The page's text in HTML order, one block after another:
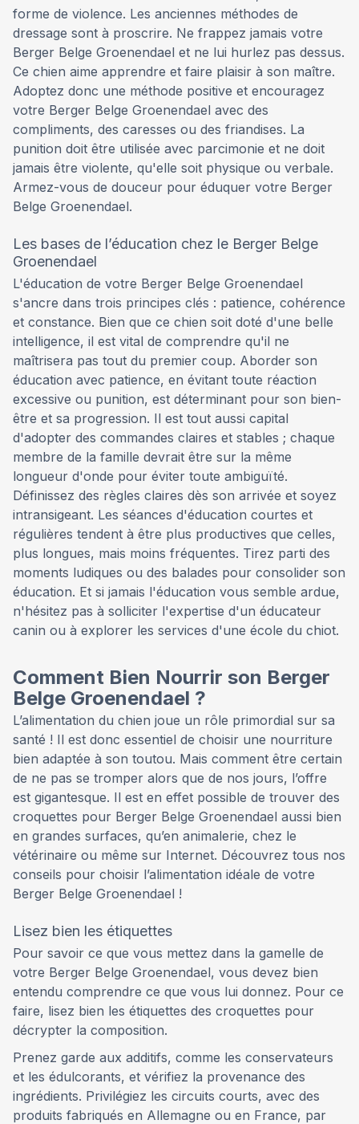
forme de violence. Les anciennes méthodes de
dressage sont à proscrire. Ne frappez jamais votre
Berger Belge Groenendael et ne lui hurlez pas dessus.
Ce chien aime apprendre et faire plaisir à son maître.
Adoptez donc une méthode positive et encouragez
votre Berger Belge Groenendael avec des
compliments, des caresses ou des friandises. La
punition doit être utilisée avec parcimonie et ne doit
jamais être violente, qu'elle soit physique ou verbale.
Armez-vous de douceur pour éduquer votre Berger
Belge Groenendael.
Les bases de l’éducation chez le Berger Belge
Groenendael
L'éducation de votre Berger Belge Groenendael
s'ancre dans trois principes clés : patience, cohérence
et constance. Bien que ce chien soit doté d'une belle
intelligence, il est vital de comprendre qu'il ne
maîtrisera pas tout du premier coup. Aborder son
éducation avec patience, en évitant toute réaction
excessive ou punition, est déterminant pour son bien-
être et sa progression. Il est tout aussi capital
d'adopter des commandes claires et stables ; chaque
membre de la famille devrait être sur la même
longueur d'onde pour éviter toute ambiguïté.
Définissez des règles claires dès son arrivée et soyez
intransigeant. Les séances d'éducation courtes et
régulières tendent à être plus productives que celles,
plus longues, mais moins fréquentes. Tirez parti des
moments ludiques ou des balades pour consolider son
éducation. Et si jamais l'éducation vous semble ardue,
n'hésitez pas à solliciter l'expertise d'un éducateur
canin ou à explorer les services d'une école du chiot.
Comment Bien Nourrir son Berger
Belge Groenendael ?
L’alimentation du chien joue un rôle primordial sur sa
santé ! Il est donc essentiel de choisir une nourriture
bien adaptée à son toutou. Mais comment être certain
de ne pas se tromper alors que de nos jours, l’offre
est gigantesque. Il est en effet possible de trouver des
croquettes pour Berger Belge Groenendael aussi bien
en grandes surfaces, qu’en animalerie, chez le
vétérinaire ou même sur Internet. Découvrez tous nos
conseils pour choisir l’alimentation idéale de votre
Berger Belge Groenendael !
Lisez bien les étiquettes
Pour savoir ce que vous mettez dans la gamelle de
votre Berger Belge Groenendael, vous devez bien
entendu comprendre ce que vous lui donnez. Pour ce
faire, lisez bien les étiquettes des croquettes pour
décrypter la composition.
Prenez garde aux additifs, comme les conservateurs
et les édulcorants, et vérifiez la provenance des
ingrédients. Privilégiez les circuits courts, avec des
produits fabriqués en Allemagne ou en France, par